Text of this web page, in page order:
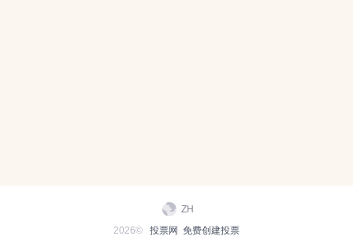
2026© 投票网 免费创建投票
ZH